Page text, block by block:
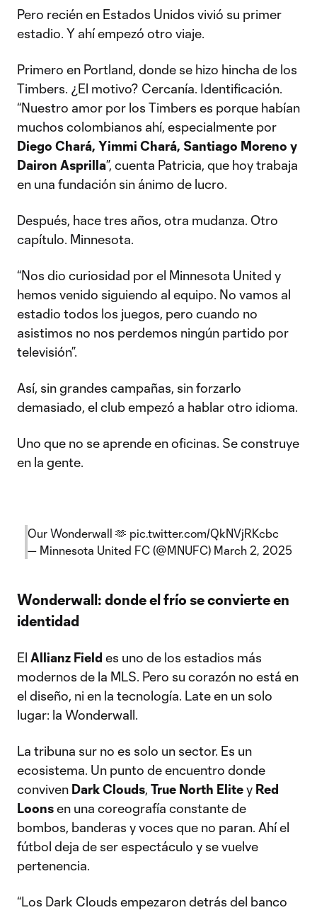
Pero recién en Estados Unidos vivió su primer
estadio. Y ahí empezó otro viaje.
Primero en Portland, donde se hizo hincha de los
Timbers. ¿El motivo? Cercanía. Identificación.
“Nuestro amor por los Timbers es porque habían
muchos colombianos ahí, especialmente por
Diego Chará, Yimmi Chará, Santiago Moreno y
Dairon Asprilla”, cuenta Patricia, que hoy trabaja
en una fundación sin ánimo de lucro.
Después, hace tres años, otra mudanza. Otro
capítulo. Minnesota.
“Nos dio curiosidad por el Minnesota United y
hemos venido siguiendo al equipo. No vamos al
estadio todos los juegos, pero cuando no
asistimos no nos perdemos ningún partido por
televisión”.
Así, sin grandes campañas, sin forzarlo
demasiado, el club empezó a hablar otro idioma.
Uno que no se aprende en oficinas. Se construye
en la gente.
Our Wonderwall 🫶 pic.twitter.com/QkNVjRKcbc
— Minnesota United FC (@MNUFC) March 2, 2025
Wonderwall: donde el frío se convierte en
identidad
El Allianz Field es uno de los estadios más
modernos de la MLS. Pero su corazón no está en
el diseño, ni en la tecnología. Late en un solo
lugar: la Wonderwall.
La tribuna sur no es solo un sector. Es un
ecosistema. Un punto de encuentro donde
conviven Dark Clouds, True North Elitey Red
Loonsen una coreografía constante de
bombos, banderas y voces que no paran. Ahí el
fútbol deja de ser espectáculo y se vuelve
pertenencia.
“Los Dark Clouds empezaron detrás del banco